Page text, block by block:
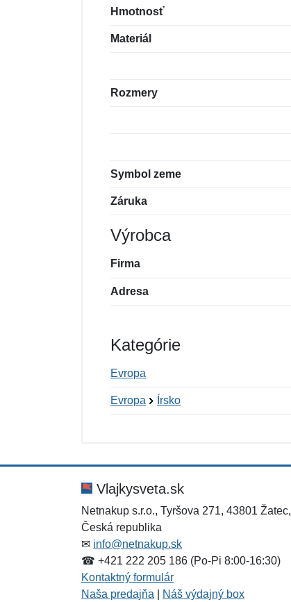
Hmotnosť
Materiál
Rozmery
Symbol zeme
Záruka
Výrobca
Firma
Adresa
Kategórie
Evropa
Evropa Írsko
Správa*
Správa*
Vlajkysveta.sk
Netnakup s.r.o., Tyršova 271, 43801 Žatec,
Česká republika
✉ info@netnakup.sk
☎ +421 222 205 186 (Po-Pi 8:00-16:30)
Kontaktný formulár
Naša predajňa
Náš výdajný box